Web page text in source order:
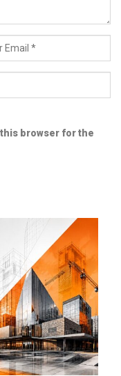
browser for the